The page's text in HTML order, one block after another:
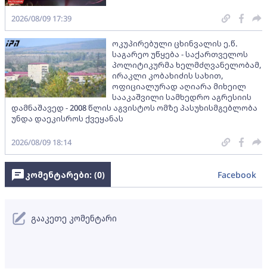
2026/08/09 17:39
ოკუპირებული ცხინვალის ე.წ.
საგარეო უწყება - საქართველოს
პოლიტიკურმა ხელმძღვანელობამ,
ირაკლი კობახიძის სახით,
ოფიციალურად აღიარა მიხეილ
სააკაშვილი სამხედრო აგრესიის
დამნაშავედ - 2008 წლის აგვისტოს ომზე პასუხისმგებლობა
უნდა დაეკისროს ქვეყანას
2026/08/09 18:14
კომენტარები: (0) Facebook
გააკეთე კომენტარი